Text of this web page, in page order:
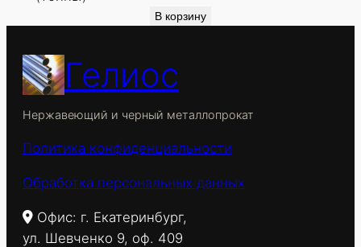
В корзину
Гелиос
Нержавеющий и черный металлопрокат
Политика конфиденциальности
Обработка персональных данных
Офис: г. Екатеринбург,
ул. Шевченко 9, оф. 409